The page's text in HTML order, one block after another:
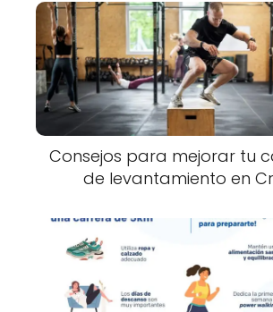
Consejos para mejorar tu
de levantamiento en